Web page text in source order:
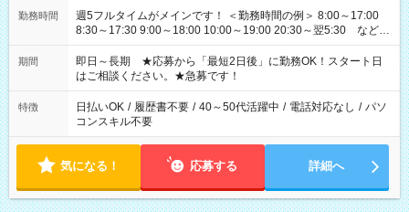
勤務時間
週5フルタイムがメインです！ ＜勤務時間の例＞ 8:00～17:00
8:30～17:30 9:00～18:00 10:00～19:00 20:30～翌5:30 など ★
その他にも勤務時間多数！ 日勤のみ、残業なし、交替制など
ご希望を教えてください！
期間
即日～長期 ★応募から「最短2日後」に勤務OK！スタート日
はご相談ください。★急募です！
特徴 日払いOK / 履歴書不要 / 40～50代活躍中 / 電話対応なし / パソ
コンスキル不要
気になる！ 応募する 詳細へ